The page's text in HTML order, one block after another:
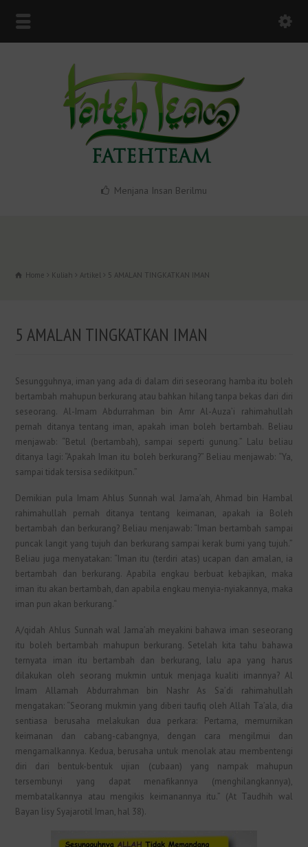
Menjana Insan Berilmu
Home Kuliah Artikel 5 AMALAN TINGKATKAN IMAN
5 AMALAN TINGKATKAN IMAN
Sesungguhnya, iman yang ada di dalam diri seseorang hamba itu boleh
bertambah mahupun berkurang atau bahkan hilang tanpa bekas dari diri
seseorang. Al-Imam Abdurrahman bin Amr Al-Auza’i rahimahullah
pernah ditanya tentang iman, apakah iman boleh bertambah. Beliau
menjawab: “Betul (bertambah), sampai seperti gunung.” Lalu beliau
ditanya lagi: “Apakah Iman itu boleh berkurang?” Beliau menjawab: “Ya,
sampai tidak tersisa sedikitpun.”
Demikian pula Imam Ahlus Sunnah wal Jama’ah, Ahmad bin Hambal
rahimahullah pernah ditanya tentang keimanan, apakah ia Boleh
bertambah dan berkurang? Beliau menjawab: “Iman bertambah sampai
puncak langit yang tujuh dan berkurang sampai kerak bumi yang tujuh.”
Beliau juga menyatakan: “Iman itu (terdiri atas) ucapan dan amalan, ia
bertambah dan berkurang. Apabila engkau berbuat kebajikan, maka
iman itu akan bertambah, dan apabila engkau menyia-nyiakannya, maka
iman pun akan berkurang.“
A/qidah Ahlus Sunnah wal Jama’ah meyakini bahawa iman seseorang
itu boleh bertambah mahupun berkurang. Setelah kita tahu bahawa
ternyata iman itu bertambah dan berkurang, lalu apa yang harus
dilakukan oleh seorang mukmin untuk menjaga kualiti imannya? Al
Imam Allamah Abdurrahman bin Nashr As Sa’di rahimahullah
mengatakan: “Seorang mukmin yang diberi taufiq oleh Allah Ta’ala, dia
sentiasa berusaha melakukan dua perkara: Pertama, memurnikan
keimanan dan cabang-cabangnya, dengan cara mengilmui dan
mengamalkannya. Kedua, berusaha untuk menolak atau membentengi
diri dari bentuk-bentuk ujian (cubaan) yang nampak mahupun
tersembunyi yang dapat menafikannya (menghilangkannya),
membatalkannya atau mengikis keimanannya itu.” (At Taudhih wal
Bayan lisy Syajarotil Iman, hal 38).